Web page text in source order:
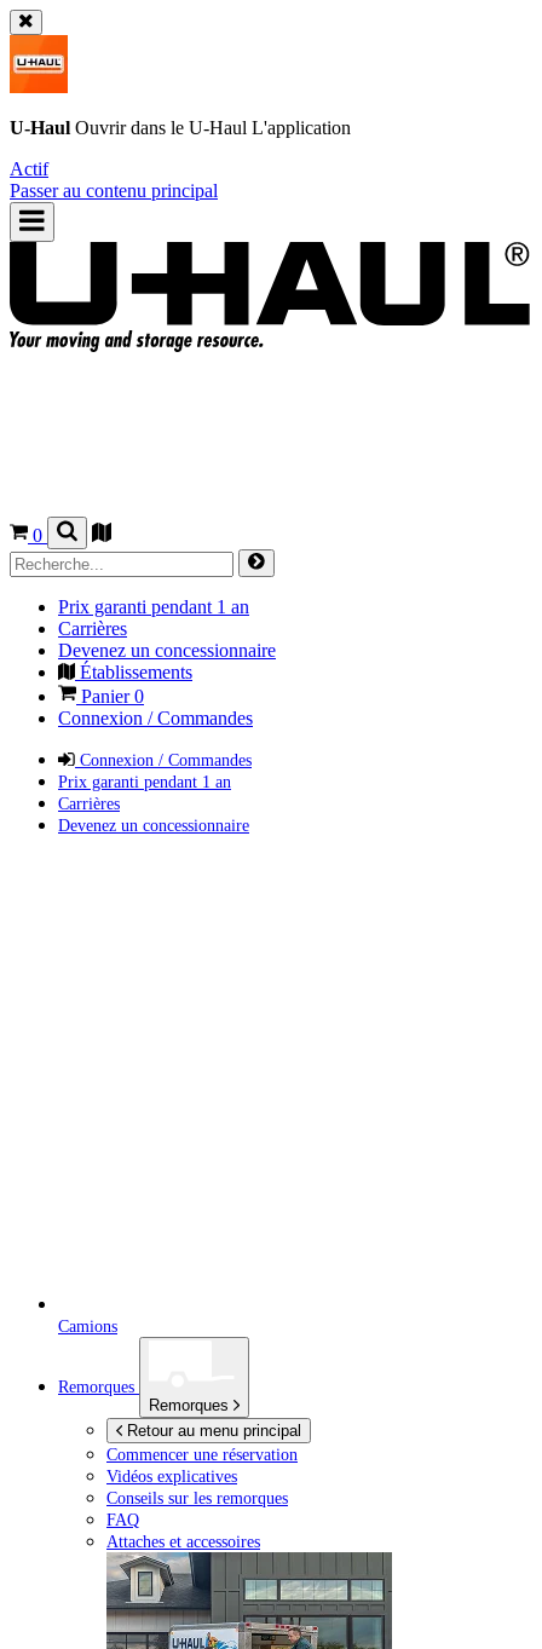
U-Haul Ouvrir dans le U-Haul L'application
Actif
Passer au contenu principal
0
Prix garanti pendant 1 an
Carrières
Devenez un concessionnaire
Établissements
Panier0
Connexion / Commandes
Connexion / Commandes
Prix garanti pendant 1 an
Carrières
Devenez un concessionnaire
Camions
Remorques
Remorques
Retour au menu principal
Commencer une réservation
Vidéos explicatives
Conseils sur les remorques
FAQ
Attaches et accessoires